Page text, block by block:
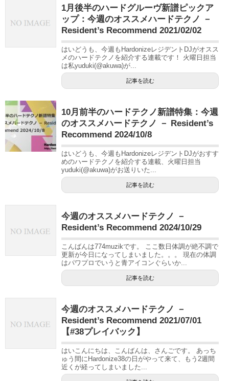
1月後半のハードグルーヴ新譜ピックア
ップ：今週のオススメハードテクノ －
Resident’s Recommend 2021/02/02
はいどうも、今週もHardonizeレジデントDJがオスス
メのハードテクノを紹介する連載です！ 火曜日担当
は私yuduki(@akuwa)が...
記事を読む
10月前半のハードテクノ新譜特集：今週
のオススメハードテクノ － Resident’s
Recommend 2024/10/8
はいどうも、今週もHardonizeレジデントDJがおすす
めのハードテクノを紹介する連載、火曜日担当
yuduki(@akuwa)がお送りいた...
記事を読む
今週のオススメハードテクノ －
Resident’s Recommend 2024/10/29
こんばんは774muzikです。 ここ数日体調が絶不調で
更新が今日になってしまいました。。。 現在の体調
はパワプロでいうと青アイコンぐらいか...
記事を読む
今週のオススメハードテクノ －
Resident’s Recommend 2021/07/01
【#38プレイバック】
はいこんにちは、こんばんは、さんごです。 あっち
ゅう間にHardonize38の日がやって来て、もう2週間
近くが経ってしまいました...